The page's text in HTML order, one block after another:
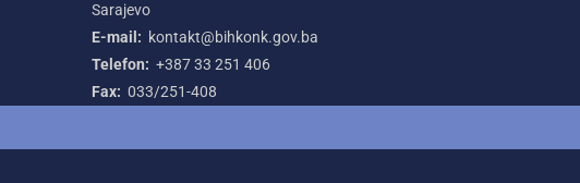
Sarajevo
E-mail: kontakt@bihkonk.gov.ba
Telefon: +387‌ 33‌ 251‌ 406
Fax: 033/251-408